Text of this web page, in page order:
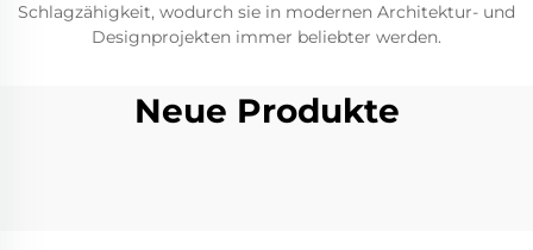
Schlagzähigkeit, wodurch sie in modernen Architektur- und
Designprojekten immer beliebter werden.
Neue Produkte